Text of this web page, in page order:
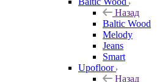
Назад
Baltic Wood
Melody
Jeans
Smart
Upofloor
Назад